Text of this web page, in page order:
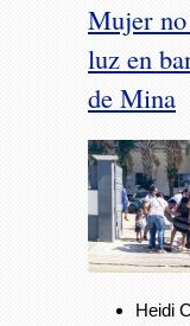
Mujer
luz en
de Mina
Heidi